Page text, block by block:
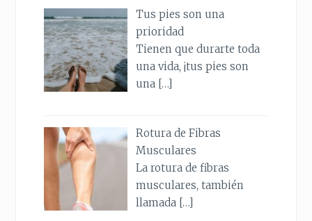
Tus pies son una
prioridad
Tienen que durarte toda
una vida, ¡tus pies son
una […]
Rotura de Fibras
Musculares
La rotura de fibras
musculares, también
llamada […]